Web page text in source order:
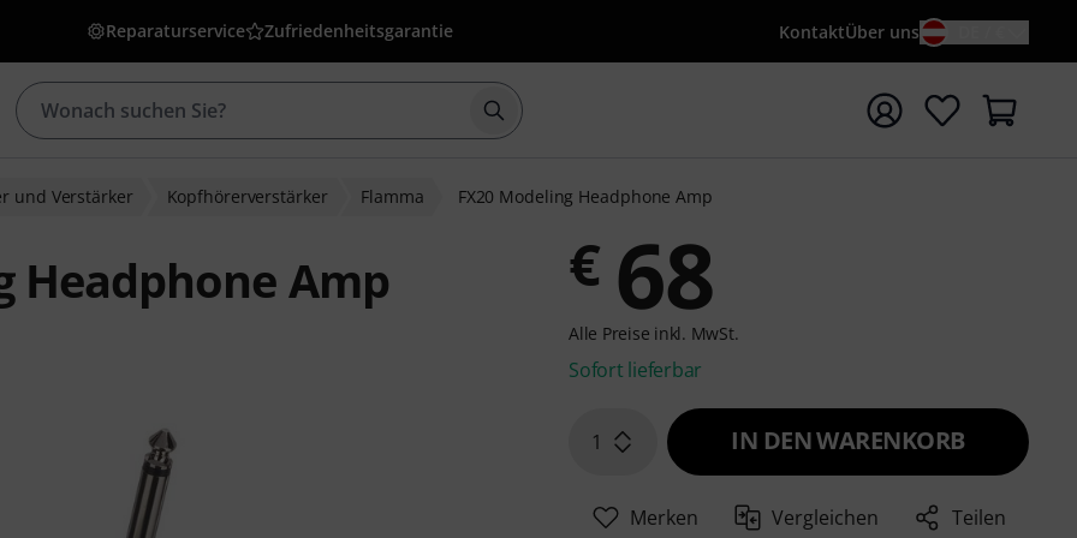
Reparaturservice Zufriedenheitsgarantie KontaktÜber uns
Suche mit Suchwort {searchTerm} starten
und Verstärker Kopfhörerverstärker Flamma FX20 Modeling Headphone Amp
Headphone Amp € 68
Alle Preise inkl. MwSt.
Sofort lieferbar
1 IN DEN WARENKORB
Merken Vergleichen Teilen